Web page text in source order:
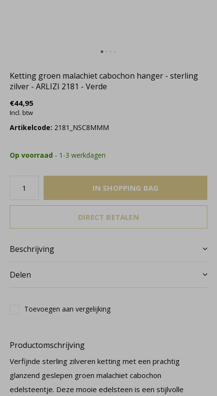
Ketting groen malachiet cabochon hanger - sterling
zilver - ARLIZI 2181 - Verde
€44,95
Incl. btw
Artikelcode: 2181_NSC8MMM
Op voorraad - 1-3 werkdagen
IN SHOPPING BAG
DIRECT BETALEN
Beschrijving
Delen
Toevoegen aan vergelijking
Productomschrijving
Verfijnde sterling zilveren ketting met een prachtig
glanzend geslepen groen malachiet cabochon
edelsteentje. Deze mooie edelsteen is een stijlvolle